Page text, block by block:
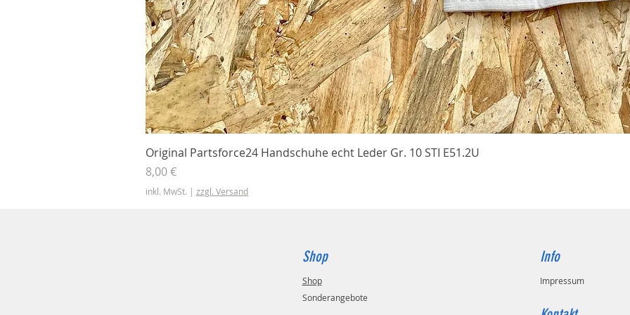
Schnellansicht
Original Partsforce24 Handschuhe echt Leder Gr. 10 STI E51.2U
Preis
8,00 €
inkl. MwSt. | zzgl. Versand
Shop
Shop
Sonderangebote
Info
Impressum